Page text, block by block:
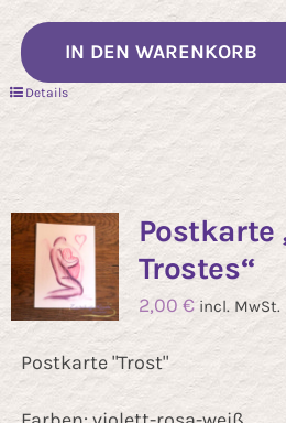
IN DEN WARENKORB
Details
Postkarte
Trostes“
2,00 € incl. MwSt.
Postkarte "Trost"